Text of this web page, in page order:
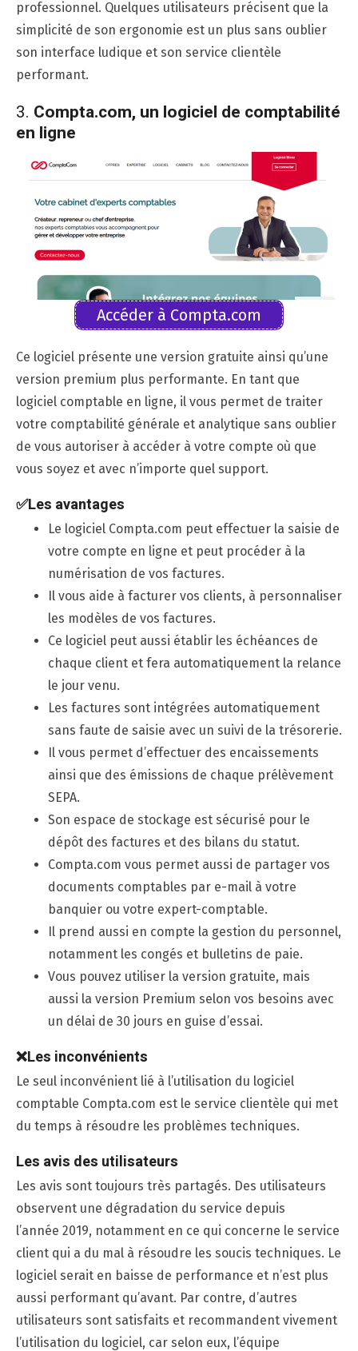
professionnel. Quelques utilisateurs précisent que la
simplicité de son ergonomie est un plus sans oublier
son interface ludique et son service clientèle
performant.
3. Compta.com, un logiciel de comptabilité
en ligne
Accéder à Compta.com
Ce logiciel présente une version gratuite ainsi qu’une
version premium plus performante. En tant que
logiciel comptable en ligne, il vous permet de traiter
votre comptabilité générale et analytique sans oublier
de vous autoriser à accéder à votre compte où que
vous soyez et avec n’importe quel support.
✅Les avantages
Le logiciel Compta.com peut effectuer la saisie de
votre compte en ligne et peut procéder à la
numérisation de vos factures.
Il vous aide à facturer vos clients, à personnaliser
les modèles de vos factures.
Ce logiciel peut aussi établir les échéances de
chaque client et fera automatiquement la relance
le jour venu.
Les factures sont intégrées automatiquement
sans faute de saisie avec un suivi de la trésorerie.
Il vous permet d’effectuer des encaissements
ainsi que des émissions de chaque prélèvement
SEPA.
Son espace de stockage est sécurisé pour le
dépôt des factures et des bilans du statut.
Compta.com vous permet aussi de partager vos
documents comptables par e-mail à votre
banquier ou votre expert-comptable.
Il prend aussi en compte la gestion du personnel,
notamment les congés et bulletins de paie.
Vous pouvez utiliser la version gratuite, mais
aussi la version Premium selon vos besoins avec
un délai de 30 jours en guise d’essai.
❌Les inconvénients
Le seul inconvénient lié à l’utilisation du logiciel
comptable Compta.com est le service clientèle qui met
du temps à résoudre les problèmes techniques.
Les avis des utilisateurs
Les avis sont toujours très partagés. Des utilisateurs
observent une dégradation du service depuis
l’année 2019, notamment en ce qui concerne le service
client qui a du mal à résoudre les soucis techniques. Le
logiciel serait en baisse de performance et n’est plus
aussi performant qu’avant. Par contre, d’autres
utilisateurs sont satisfaits et recommandent vivement
l’utilisation du logiciel, car selon eux, l’équipe